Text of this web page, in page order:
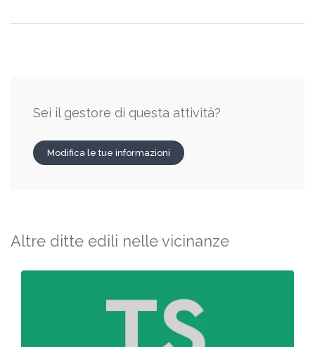
Sei il gestore di questa attività?
Modifica le tue informazioni
Altre ditte edili nelle vicinanze